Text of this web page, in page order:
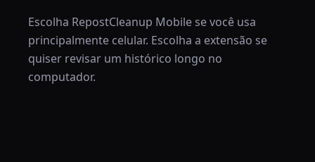
Escolha RepostCleanup Mobile se você usa
principalmente celular. Escolha a extensão se
quiser revisar um histórico longo no
computador.